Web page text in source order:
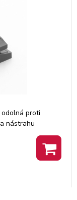
proti
nástrahu